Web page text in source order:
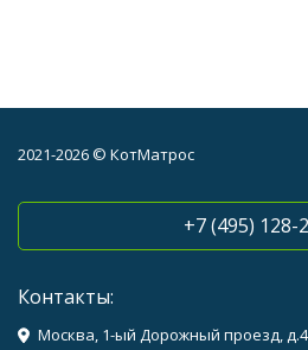
2021-2026 © КотМатрос
+7 (495) 128-
Контакты:
Москва, 1-ый Дорожный проезд, д.4